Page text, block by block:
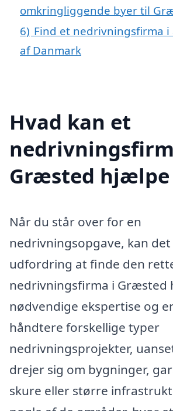
omkringliggende byer til
6) Find et nedrivningsfirma i
af Danmark
Hvad kan et
Græsted hjælpe
Når du står over for en
nedrivningsopgave, kan
udfordring at finde den
nedrivningsfirma i Græsted
nødvendige ekspertise og
håndtere forskellige typer
nedrivningsprojekter,
drejer sig om bygninger,
skure eller større